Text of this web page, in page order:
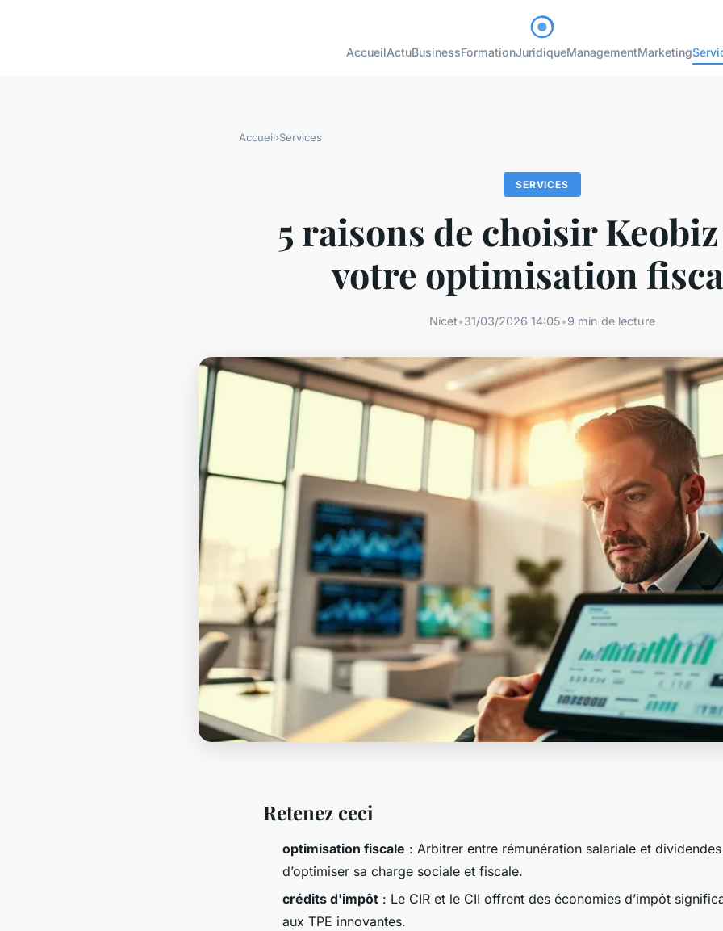
AccueilActuBusinessFormationJuridiqueManagementMarketing
Accueil›Services
SERVICES
5 raisons de choisir
votre optimisation
Nicet•31/03/2026 14:05•9 min de lecture
Retenez ceci
optimisation fiscale : Arbitrer entre rémunération salariale et
d’optimiser sa charge sociale et fiscale.
crédits d'impôt : Le CIR et le CII offrent des économies d’impôt
aux TPE innovantes.